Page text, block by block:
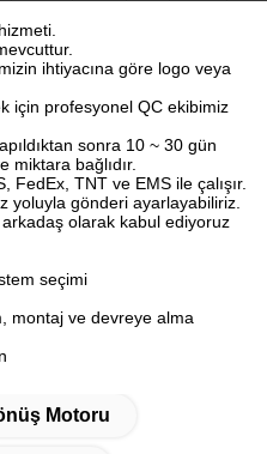
ihtiyacına göre logo veya
için profesyonel QC ekibimiz
sonra 10 ~ 30 gün
bağlıdır.
FedEx, TNT ve EMS ile çalışır.
yoluyla gönderi ayarlayabiliriz.
olarak kabul ediyoruz
seçimi
montaj ve devreye alma
Motoru